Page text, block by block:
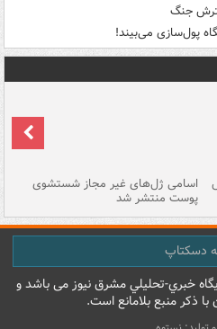
جنگ
پول‌سازی می‌بیند!
اسامی ژل‌های غیر مجاز شستشوی
پوست منتشر شد
دسکتاپ
خبري-تحليلي مشرق نيوز می باشد و
ذکر منبع بلامانع است.